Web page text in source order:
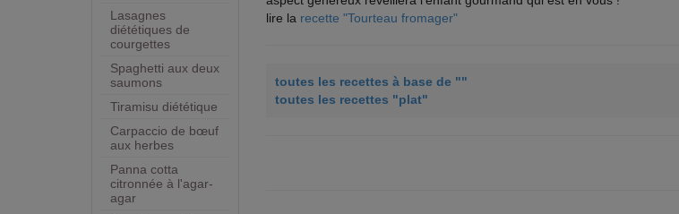
Lasagnes
diététiques de
courgettes
Spaghetti aux deux
saumons
Tiramisu diététique
Carpaccio de bœuf
aux herbes
Panna cotta
citronnée à l'agar-
agar
lire la recette "Tourteau fromager"
toutes les recettes à base de ""
toutes les recettes "plat"